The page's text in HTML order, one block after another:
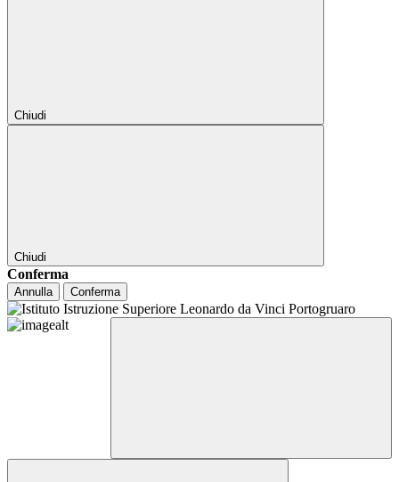
Chiudi
Chiudi
Conferma
Annulla Conferma